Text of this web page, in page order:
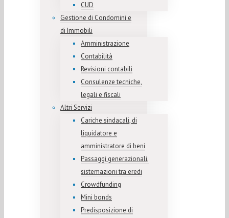
CUD
Gestione di Condomini e
di Immobili
Amministrazione
Contabilità
Revisioni contabili
Consulenze tecniche,
legali e fiscali
Altri Servizi
Cariche sindacali, di
liquidatore e
amministratore di beni
Passaggi generazionali,
sistemazioni tra eredi
Crowdfunding
Mini bonds
Predisposizione di